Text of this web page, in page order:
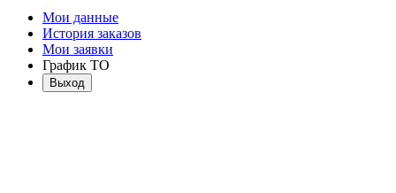
Мои данные
История заказов
Мои заявки
График ТО
Выход